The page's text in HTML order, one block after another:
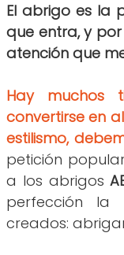
El abrigo es la
que entra, y
atención que
Hay muchos
convertirse en
estilismo,
petición
a los abrigos
perfección la
creados: